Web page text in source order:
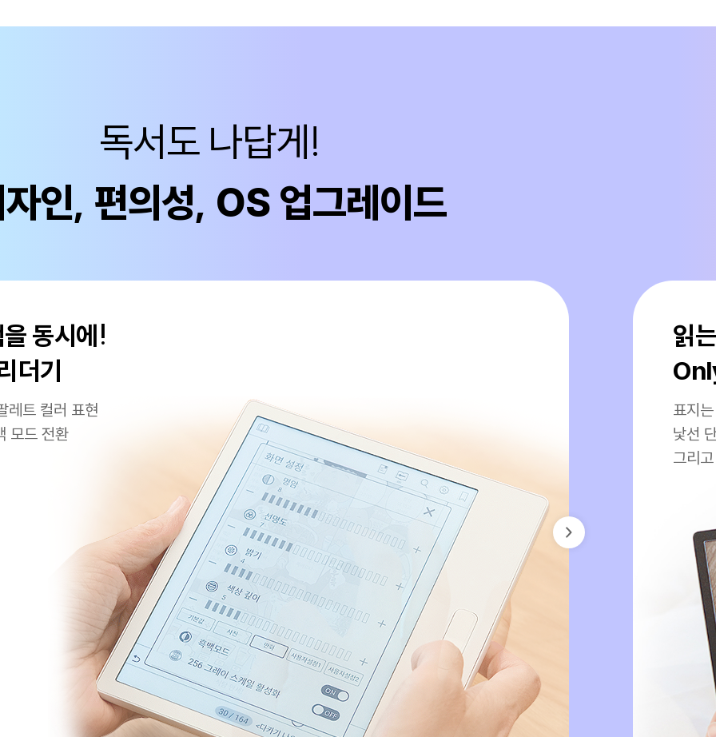
독서도 나답게!
인, 편의성, OS 업그레이드
동시에!
더기
트 컬러 표현
모드 전환
읽
표지
낯선
그리